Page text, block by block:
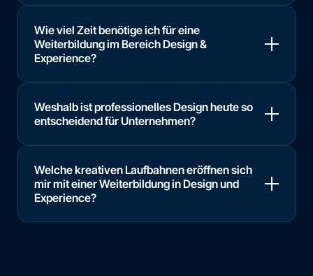
Wie viel Zeit benötige ich für eine
Weiterbildung im Bereich Design &
Experience?
Weshalb ist professionelles Design heute so
entscheidend für Unternehmen?
Welche kreativen Laufbahnen eröffnen sich
mir mit einer Weiterbildung in Design und
Experience?